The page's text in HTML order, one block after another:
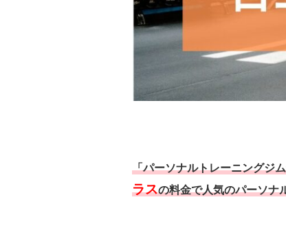
「パーソナルトレーニングジ
ラスの料金で人気のパーソナ